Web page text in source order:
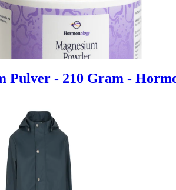
Pulver - 210 Gram -